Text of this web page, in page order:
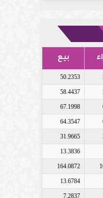
بيع
50.2353
58.4437
67.1998
64.3547
31.9665
13.3836
164.0872
13.6784
7.2837